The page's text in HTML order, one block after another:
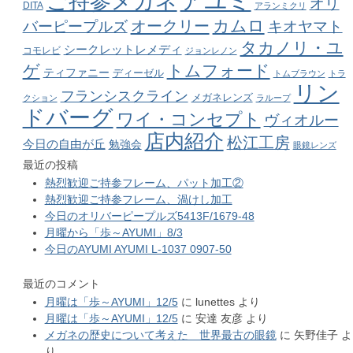
DITA アランミクリ
オリ
バーピープルズ オークリー カムロ キオヤマト
コモレビ シークレットレメディ ジョンレノン タカノリ・ユ
ゲ ティファニー ディーゼル トムフォード トムブラウン トラ
クション フランシスクライン メガネレンズ ラループ
リン
ドバーグ ワイ・コンセプト ヴィオルー
今日の自由が丘 勉強会 店内紹介 松江工房 眼鏡レンズ
最近の投稿
熱烈歓迎ご持参フレーム、パット加工②
熱烈歓迎ご持参フレーム、渦けし加工
今日のオリバーピープルズ5413F/1679-48
月曜から「歩～AYUMI」8/3
今日のAYUMI AYUMI L-1037 0907-50
最近のコメント
月曜は「歩～AYUMI」12/5に lunettesより
月曜は「歩～AYUMI」12/5に 安達 友彦より
メガネの歴史について考えた 世界最古の眼鏡に 矢野佳子よ